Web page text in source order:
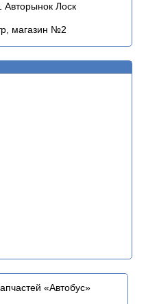
Лоск
магазин №2
«Автобус»